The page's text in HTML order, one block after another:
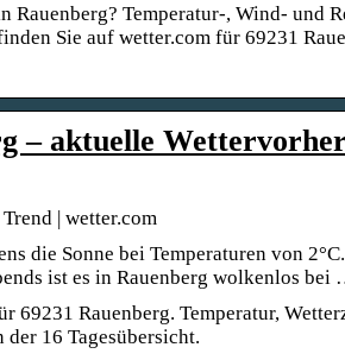
Rauenberg? Temperatur-, Wind- und
Sie auf wetter.com für 69231
– aktuelle
| wetter.com
die Sonne bei Temperaturen von
ist es in Rauenberg wolkenlos bei
69231 Rauenberg. Temperatur,
16 Tagesübersicht.